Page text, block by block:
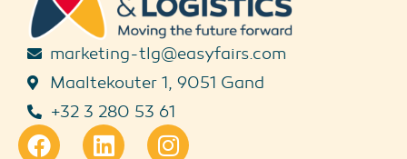
marketing-tlg@easyfairs.com
Maaltekouter 1, 9051 Gand
+32 3 280 53 61